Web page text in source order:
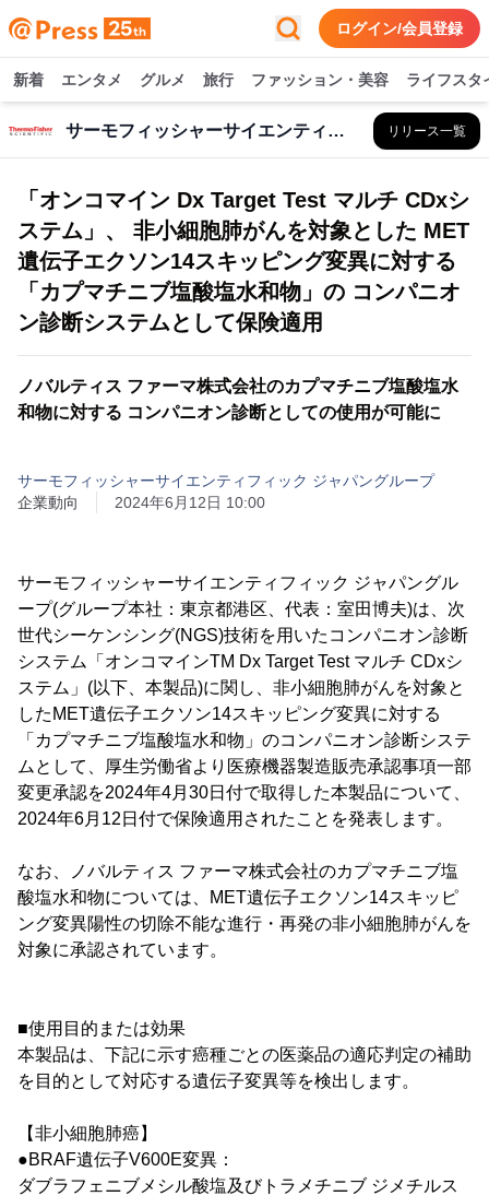
ログイン/会員登録
新着 エンタメ グルメ 旅行 ファッション・美容 ライフスタ
サーモフィッシャーサイエンティフィック ジャパングループ リリース一覧
「オンコマイン Dx Target Test マルチ CDxシ
ステム」、 非小細胞肺がんを対象とした MET
遺伝子エクソン14スキッピング変異に対する
「カプマチニブ塩酸塩水和物」の コンパニオ
ン診断システムとして保険適用
ノバルティス ファーマ株式会社のカプマチニブ塩酸塩水
和物に対する コンパニオン診断としての使用が可能に
サーモフィッシャーサイエンティフィック ジャパングループ
企業動向
2024年6月12日 10:00
サーモフィッシャーサイエンティフィック ジャパングル
ープ(グループ本社：東京都港区、代表：室田博夫)は、次
世代シーケンシング(NGS)技術を用いたコンパニオン診断
システム「オンコマインTM Dx Target Test マルチ CDxシ
ステム」(以下、本製品)に関し、非小細胞肺がんを対象と
したMET遺伝子エクソン14スキッピング変異に対する
「カプマチニブ塩酸塩水和物」のコンパニオン診断システ
ムとして、厚生労働省より医療機器製造販売承認事項一部
変更承認を2024年4月30日付で取得した本製品について、
2024年6月12日付で保険適用されたことを発表します。
なお、ノバルティス ファーマ株式会社のカプマチニブ塩
酸塩水和物については、MET遺伝子エクソン14スキッピ
ング変異陽性の切除不能な進行・再発の非小細胞肺がんを
対象に承認されています。
■使用目的または効果
本製品は、下記に示す癌種ごとの医薬品の適応判定の補助
を目的として対応する遺伝子変異等を検出します。
【非小細胞肺癌】
●BRAF遺伝子V600E変異：
ダブラフェニブメシル酸塩及びトラメチニブ ジメチルス